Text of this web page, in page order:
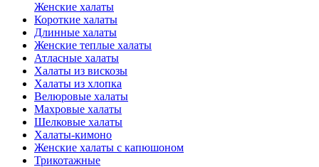
Женские халаты
Короткие халаты
Длинные халаты
Женские теплые халаты
Атласные халаты
Халаты из вискозы
Халаты из хлопка
Велюровые халаты
Махровые халаты
Шелковые халаты
Халаты-кимоно
Женские халаты с капюшоном
Трикотажные